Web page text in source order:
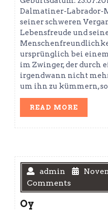
Dalmatiner-Labrador-
seiner schweren
Lebensfreude und
ursprünglich bei
im Zwinger, der durch
irgendwann nicht
um ihn zu kümmern,
READ MORE
admin
Comments
Oy